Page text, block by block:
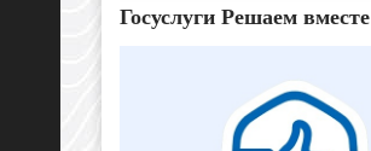
Госуслуги Решаем вместе